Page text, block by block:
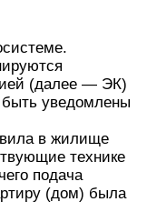
(далее — ЭК)
уведомлены
в жилище
технике
подача
(дом) была